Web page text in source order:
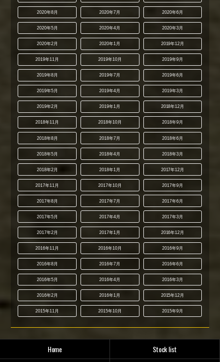
2020年8月 2020年7月 2020年6月
2020年5月 2020年4月 2020年3月
2020年2月 2020年1月 2019年12月
2019年11月 2019年10月 2019年9月
2019年8月 2019年7月 2019年6月
2019年5月 2019年4月 2019年3月
2019年2月 2019年1月 2018年12月
2018年11月 2018年10月 2018年9月
2018年8月 2018年7月 2018年6月
2018年5月 2018年4月 2018年3月
2018年2月 2018年1月 2017年12月
2017年11月 2017年10月 2017年9月
2017年8月 2017年7月 2017年6月
2017年5月 2017年4月 2017年3月
2017年2月 2017年1月 2016年12月
2016年11月 2016年10月 2016年9月
2016年8月 2016年7月 2016年6月
2016年5月 2016年4月 2016年3月
2016年2月 2016年1月 2015年12月
2015年11月 2015年10月 2015年9月
Home Stock list